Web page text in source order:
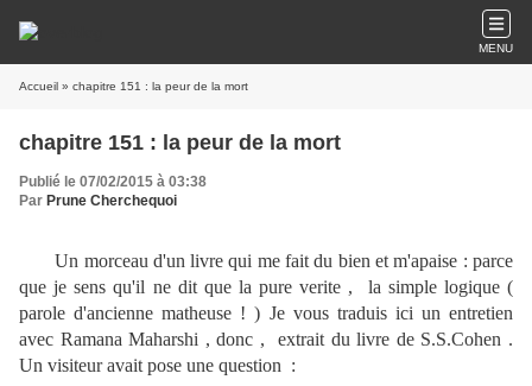
MENU
Accueil » chapitre 151 : la peur de la mort
chapitre 151 : la peur de la mort
Publié le 07/02/2015 à 03:38
Par Prune Cherchequoi
Un morceau d'un livre qui me fait du bien et m'apaise : parce
que je sens qu'il ne dit que la pure verite , la simple logique (
parole d'ancienne matheuse ! ) Je vous traduis ici un entretien
avec Ramana Maharshi , donc , extrait du livre de S.S.Cohen .
Un visiteur avait pose une question :